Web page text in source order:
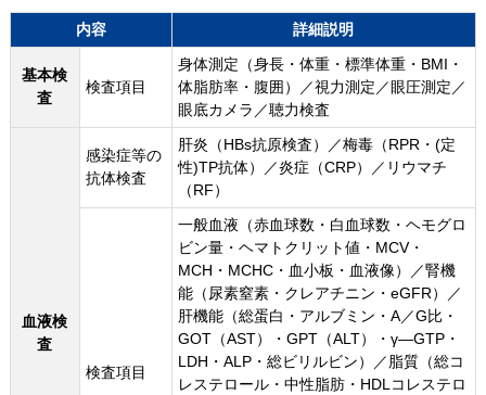
内容 詳細説明
基本検
査
検査項目
身体測定（身長・体重・標準体重・BMI・
体脂肪率・腹囲）／視力測定／眼圧測定／
眼底カメラ／聴力検査
血液検
査
感染症等の
抗体検査
肝炎（HBs抗原検査）／梅毒（RPR・(定
性)TP抗体）／炎症（CRP）／リウマチ
（RF）
検査項目
一般血液（赤血球数・白血球数・ヘモグロ
ビン量・ヘマトクリット値・MCV・
MCH・MCHC・血小板・血液像）／腎機
能（尿素窒素・クレアチニン・eGFR）／
肝機能（総蛋白・アルブミン・A／G比・
GOT（AST）・GPT（ALT）・γ―GTP・
LDH・ALP・総ビリルビン）／脂質（総コ
レステロール・中性脂肪・HDLコレステロ